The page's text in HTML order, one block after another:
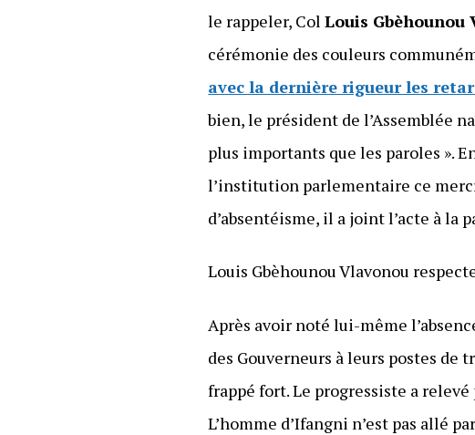
le rappeler, ColLouis Gbèhounou
cérémonie des couleurs
avec la dernière rigueur les
bien, le président de l’Assemblée
plus importants que les paroles ».
l’institution parlementaire ce
d’absentéisme, il a joint l’acte à la
Louis Gbèhounou Vlavonou
Après avoir noté lui-même
des Gouverneurs à leurs postes
frappé fort. Le progressiste a
L’homme d’Ifangni n’est pas allé